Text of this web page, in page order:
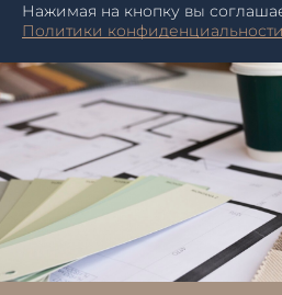
Нажимая на кнопку вы
Политики конфиденциальности